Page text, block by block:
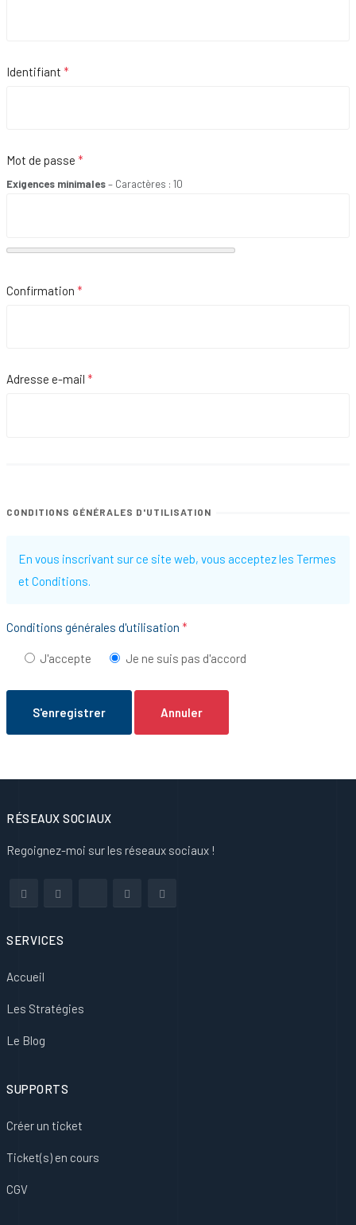
Identifiant *
Mot de passe *
Exigences minimales– Caractères : 10
Confirmation *
Adresse e-mail *
CONDITIONS GÉNÉRALES D'UTILISATION
En vous inscrivant sur ce site web, vous acceptez les Termes
et Conditions.
Conditions générales d'utilisation *
J'accepte Je ne suis pas d'accord
S'enregistrer Annuler
RÉSEAUX SOCIAUX
Regoignez-moi sur les réseaux sociaux !
SERVICES
Accueil
Les Stratégies
Le Blog
SUPPORTS
Créer un ticket
Ticket(s) en cours
CGV